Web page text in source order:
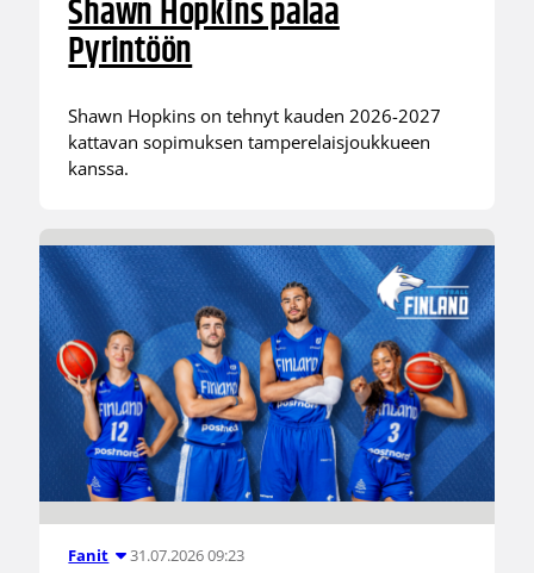
Shawn Hopkins palaa
Pyrintöön
Shawn Hopkins on tehnyt kauden 2026-2027
kattavan sopimuksen tamperelaisjoukkueen
kanssa.
Fanit 31.07.2026 09:23